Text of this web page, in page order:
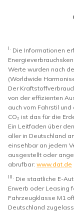
I. Die Informationen
Werte wurden nach
(Worldwide
Der
von der effizienten
auch vom Fahrstil
CO₂ ist das für die
Ein Leitfaden über
aller in Deutschland
einsehbar an jedem
ausgestellt oder
abrufbar: www.dat.de
III. Die staatliche E-
Erwerb oder Leasing
Fahrzeugklasse M1
Deutschland